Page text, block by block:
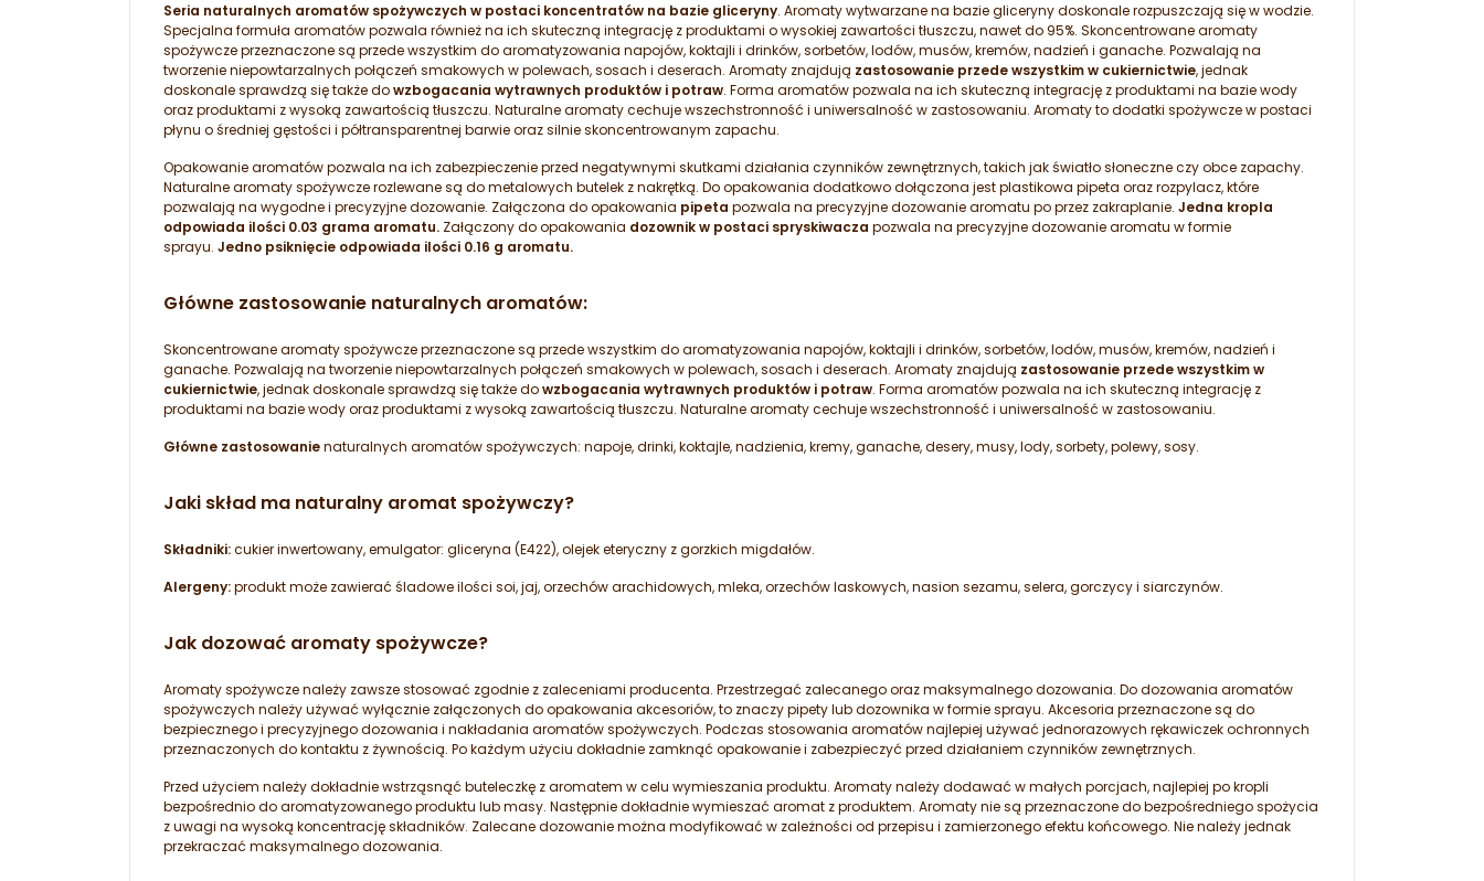
Seria naturalnych aromatów spożywczych w postaci koncentratów na bazie gliceryny. Aromaty wytwarzane na bazie gliceryny doskonale rozpuszczają się w wodzie.
Specjalna formuła aromatów pozwala również na ich skuteczną integrację z produktami o wysokiej zawartości tłuszczu, nawet do 95%. Skoncentrowane aromaty
spożywcze przeznaczone są przede wszystkim do aromatyzowania napojów, koktajli i drinków, sorbetów, lodów, musów, kremów, nadzień i ganache. Pozwalają na
tworzenie niepowtarzalnych połączeń smakowych w polewach, sosach i deserach. Aromaty znajdują zastosowanie przede wszystkim w cukiernictwie, jednak
doskonale sprawdzą się także dowzbogacania wytrawnych produktów i potraw. Forma aromatów pozwala na ich skuteczną integrację z produktami na bazie wody
oraz produktami z wysoką zawartością tłuszczu. Naturalne aromaty cechuje wszechstronność i uniwersalność w zastosowaniu. Aromaty to dodatki spożywcze w postaci
płynu o średniej gęstości i półtransparentnej barwie oraz silnie skoncentrowanym zapachu.
Opakowanie aromatów pozwala na ich zabezpieczenie przed negatywnymi skutkami działania czynników zewnętrznych, takich jak światło słoneczne czy obce zapachy.
Naturalne aromaty spożywcze rozlewane są do metalowych butelek z nakrętką. Do opakowania dodatkowo dołączona jest plastikowa pipeta oraz rozpylacz, które
pozwalają na wygodne i precyzyjne dozowanie. Załączona do opakowania pipeta pozwala na precyzyjne dozowanie aromatu po przez zakraplanie. Jedna kropla
odpowiada ilości 0.03 grama aromatu. Załączony do opakowania dozownik w postaci spryskiwacza pozwala na precyzyjne dozowanie aromatu w formie
sprayu. Jedno psiknięcie odpowiada ilości 0.16 g aromatu.
Główne zastosowanie naturalnych aromatów:
Skoncentrowane aromaty spożywcze przeznaczone są przede wszystkim do aromatyzowania napojów, koktajli i drinków, sorbetów, lodów, musów, kremów, nadzień i
ganache. Pozwalają na tworzenie niepowtarzalnych połączeń smakowych w polewach, sosach i deserach. Aromaty znajdują zastosowanie przede wszystkim w
cukiernictwie, jednak doskonale sprawdzą się także dowzbogacania wytrawnych produktów i potraw. Forma aromatów pozwala na ich skuteczną integrację z
produktami na bazie wody oraz produktami z wysoką zawartością tłuszczu. Naturalne aromaty cechuje wszechstronność i uniwersalność w zastosowaniu.
Główne zastosowanienaturalnych aromatów spożywczych: napoje, drinki, koktajle, nadzienia, kremy, ganache, desery, musy, lody, sorbety, polewy, sosy.
Jaki skład ma naturalny aromat spożywczy?
Składniki:cukier inwertowany, emulgator: gliceryna (E422), olejek eteryczny z gorzkich migdałów.
Alergeny:produkt może zawierać śladowe ilości soi, jaj, orzechów arachidowych, mleka, orzechów laskowych, nasion sezamu, selera, gorczycy i siarczynów.
Jak dozować aromaty spożywcze?
Aromaty spożywcze należy zawsze stosować zgodnie z zaleceniami producenta. Przestrzegać zalecanego oraz maksymalnego dozowania. Do dozowania aromatów
spożywczych należy używać wyłącznie załączonych do opakowania akcesoriów, to znaczy pipety lub dozownika w formie sprayu. Akcesoria przeznaczone są do
bezpiecznego i precyzyjnego dozowania i nakładania aromatów spożywczych. Podczas stosowania aromatów najlepiej używać jednorazowych rękawiczek ochronnych
przeznaczonych do kontaktu z żywnością. Po każdym użyciu dokładnie zamknąć opakowanie i zabezpieczyć przed działaniem czynników zewnętrznych.
Przed użyciem należy dokładnie wstrząsnąć buteleczkę z aromatem w celu wymieszania produktu. Aromaty należy dodawać w małych porcjach, najlepiej po kropli
bezpośrednio do aromatyzowanego produktu lub masy. Następnie dokładnie wymieszać aromat z produktem. Aromaty nie są przeznaczone do bezpośredniego spożycia
z uwagi na wysoką koncentrację składników. Zalecane dozowanie można modyfikować w zależności od przepisu i zamierzonego efektu końcowego. Nie należy jednak
przekraczać maksymalnego dozowania.